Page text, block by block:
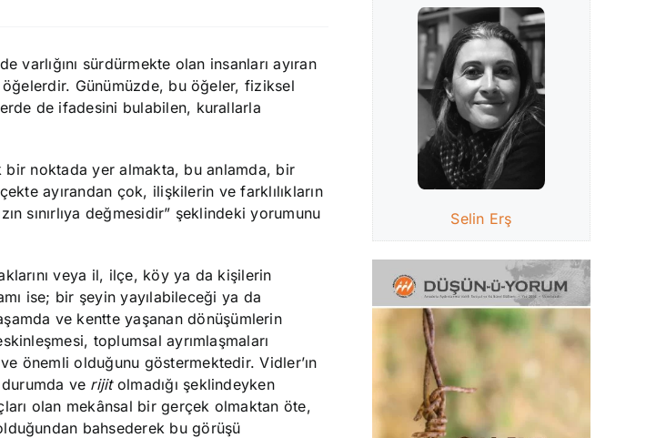
sürdürmekte olan insanları ayıran
Günümüzde, bu öğeler, fiziksel
de ifadesini bulabilen, kurallarla
bir noktada yer almakta, bu anlamda, bir
ayırandan çok, ilişkilerin ve farklılıkların
sınırlıya değmesidir” şeklindeki yorumunu
veya il, ilçe, köy ya da kişilerin
ise; bir şeyin yayılabileceği ya da
ve kentte yaşanan dönüşümlerin
toplumsal ayrımlaşmaları
önemli olduğunu göstermektedir. Vidler’ın
durumda ve rijitolmadığı şeklindeyken
olan mekânsal bir gerçek olmaktan öte,
bahsederek bu görüşü
Selin Erş